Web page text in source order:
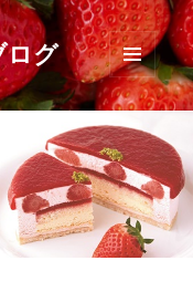
ログ
メニュ
ーとウ
ィジェ
ット